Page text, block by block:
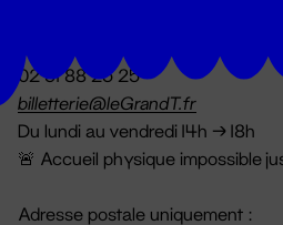
02 51 88 25 25
billetterie@leGrandT.fr
Du lundi au vendredi 14h → 18h
🚨 Accueil physique impossible
Adresse postale uniquement :